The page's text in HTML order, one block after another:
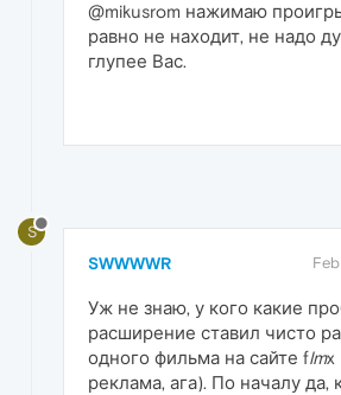
@mikusrom нажимаю
равно не находит, не надо
глупее Вас.
S
SWWWWR
Уж не знаю, у кого какие
расширение ставил чисто
одного фильма на сайте flmx
реклама, ага). По началу да,